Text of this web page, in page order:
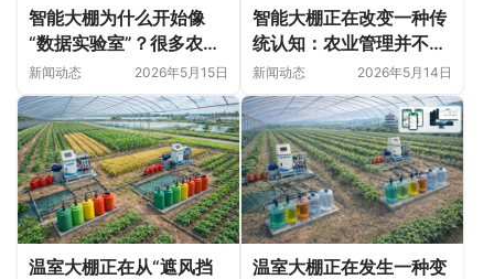
智能大棚为什么开始像
“数据实验室”？很多农业
变化，正在悄悄发生
新闻动态 2026年5月15日
智能大棚正在改变一种传
统认知：农业管理并不只
是“种植技术”
新闻动态 2026年5月14日
温室大棚正在从“遮风挡 温室大棚正在发生一种变